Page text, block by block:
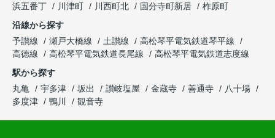
浜五番丁
川津町 川西町北 国分寺町新居
柞原町
沿線から探す
予讃線
瀬戸大橋線 土讃線
高松琴平電気鉄道琴平線
高徳線
高松琴平電気鉄道長尾線
高松琴平電気鉄道志度線
駅から探す
丸亀
宇多津 坂出 讃岐塩屋 金蔵寺 善通寺
八十場
多度津
鴨川 観音寺